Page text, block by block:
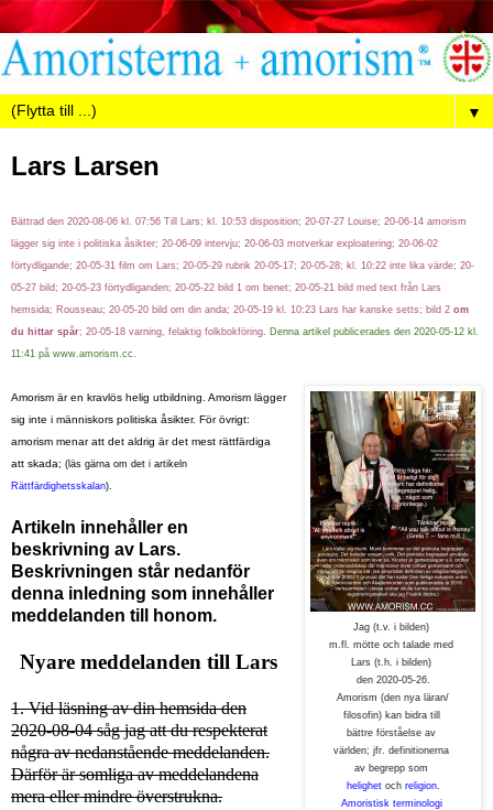
▼
Lars Larsen
Bättrad den 2020-08-06 kl. 07:56 Till Lars; kl. 10:53 disposition; 20-07-27 Louise; 20-06-14 amorism
lägger sig inte i politiska åsikter; 20-06-09 intervju; 20-06-03 motverkar exploatering; 20-06-02
förtydligande; 20-05-31 film om Lars; 20-05-29 rubrik 20-05-17; 20-05-28; kl. 10:22 inte lika värde; 20-
05-27 bild; 20-05-23 förtydliganden; 20-05-22 bild 1 om benet; 20-05-21 bild med text från Lars
hemsida; Rousseau; 20-05-20 bild om din anda; 20-05-19 kl. 10:23 Lars har kanske setts; bild 2 om
du hittar spår; 20-05-18 varning, felaktig folkbokföring
Denna artikel publicerades den 2020-05-12 kl.
11:41 på www.amorism.cc.
Jag (t.v. i bilden)
m.fl. mötte och talade med
Lars (t.h. i bilden)
den 2020-05-26.
Amorism (den nya läran/
filosofin) kan bidra till
bättre förståelse av
världen; jfr. definitionerna
av begrepp som
helighetoch religion.
Amoristisk terminologi
Amorism är en kravlös helig utbildning. Amorism lägger
sig inte i människors politiska åsikter. För övrigt:
amorism menar att det aldrig är det mest rättfärdiga
att skada; (läs gärna om det i artikeln
Rättfärdighetsskalan).
Artikeln innehåller en
beskrivning av Lars.
Beskrivningen står nedanför
denna inledning som innehåller
meddelanden till honom.
Nyaremeddelanden till Lars
1. Vid läsning av din hemsida den
2020-08-04 såg jag att du respekterat
några av nedanstående meddelanden.
Därför är somliga av meddelandena
mera eller mindre överstrukna.